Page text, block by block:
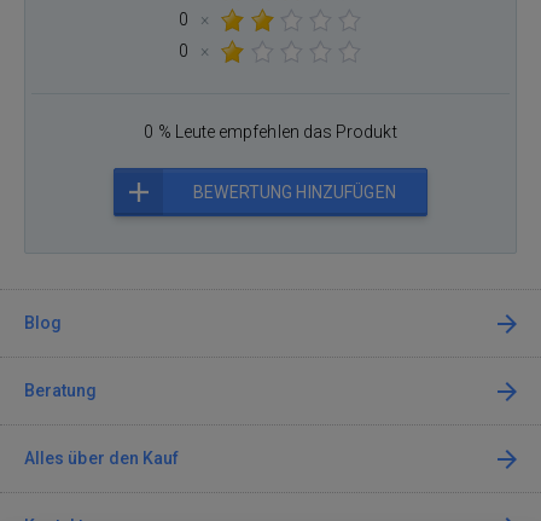
0
×
0
×
0 % Leute empfehlen das Produkt
BEWERTUNG HINZUFÜGEN
Blog
Beratung
Alles über den Kauf